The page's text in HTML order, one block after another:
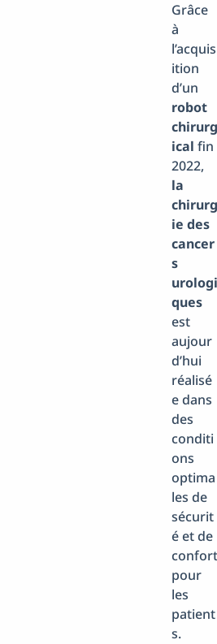
Grâce
à
l’acquis
ition
d’un
robot
chirurg
ical fin
2022,
la
chirurg
ie des
cancer
s
urologi
ques
est
aujour
d’hui
réalisé
e dans
des
conditi
ons
optima
les de
sécurit
é et de
confort
pour
les
patient
s.